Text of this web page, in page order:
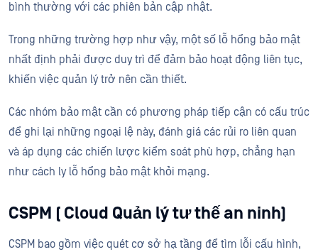
bình thường với các phiên bản cập nhật.
Trong những trường hợp như vậy, một số lỗ hổng bảo mật
nhất định phải được duy trì để đảm bảo hoạt động liên tục,
khiến việc quản lý trở nên cần thiết.
Các nhóm bảo mật cần có phương pháp tiếp cận có cấu trúc
để ghi lại những ngoại lệ này, đánh giá các rủi ro liên quan
và áp dụng các chiến lược kiểm soát phù hợp, chẳng hạn
như cách ly lỗ hổng bảo mật khỏi mạng.
CSPM ( Cloud Quản lý tư thế an ninh)
CSPM bao gồm việc quét cơ sở hạ tầng để tìm lỗi cấu hình,